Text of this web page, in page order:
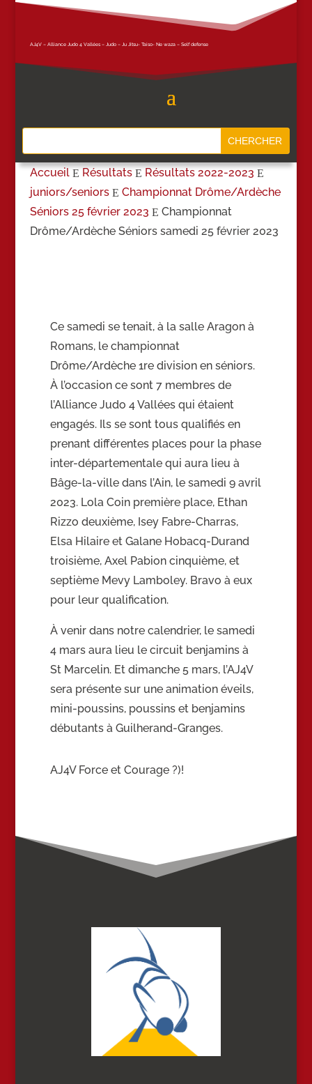
AJ4V – Alliance Judo 4 Vallées – Judo – Ju Jitsu- Taiso- Ne waza – Self defense
Accueil E Résultats E Résultats 2022-2023 E
juniors/seniors E Championnat Drôme/Ardèche
Séniors 25 février 2023 E Championnat
Drôme/Ardèche Séniors samedi 25 février 2023
Ce samedi se tenait, à la salle Aragon à
Romans, le championnat
Drôme/Ardèche 1re division en séniors.
À l’occasion ce sont 7 membres de
l’Alliance Judo 4 Vallées qui étaient
engagés. Ils se sont tous qualifiés en
prenant différentes places pour la phase
inter-départementale qui aura lieu à
Bâge-la-ville dans l’Ain, le samedi 9 avril
2023. Lola Coin première place, Ethan
Rizzo deuxième, Isey Fabre-Charras,
Elsa Hilaire et Galane Hobacq-Durand
troisième, Axel Pabion cinquième, et
septième Mevy Lamboley. Bravo à eux
pour leur qualification.
À venir dans notre calendrier, le samedi
4 mars aura lieu le circuit benjamins à
St Marcelin. Et dimanche 5 mars, l’AJ4V
sera présente sur une animation éveils,
mini-poussins, poussins et benjamins
débutants à Guilherand-Granges.
AJ4V Force et Courage ?)!